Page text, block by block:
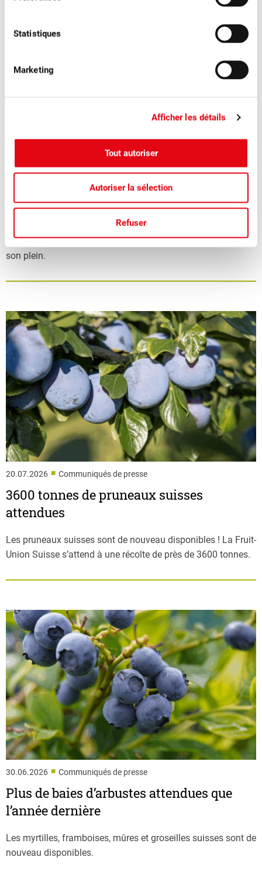
Statistiques
Marketing
Afficher les détails
Tout autoriser
Autoriser la sélection
Refuser
04.08.2026 ■ Communiqués de presse, Fruits à table
Les pruneaux suisses pour voir la vie en
bleu
La saison des pruneaux suisses juteux et aromatiques bat
son plein.
20.07.2026 ■ Communiqués de presse
3600 tonnes de pruneaux suisses
attendues
Les pruneaux suisses sont de nouveau disponibles ! La Fruit-
Union Suisse s’attend à une récolte de près de 3600 tonnes.
30.06.2026 ■ Communiqués de presse
Plus de baies d’arbustes attendues que
l’année dernière
Les myrtilles, framboises, mûres et groseilles suisses sont de
nouveau disponibles.